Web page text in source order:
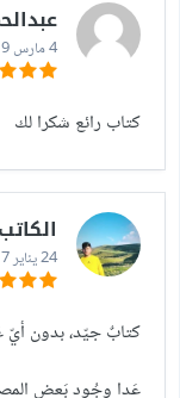
4 مارس 2019
كتاب رائع شكرا لك
24 يناير 2017
كتابٌ جيّد، بدون
عَدا وجُود بَعض